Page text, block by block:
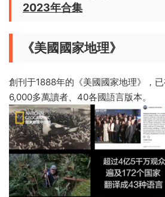
2023年合集
《美國國家地理》
創刊于1888年的《美國國家地理》，
6,000多萬讀者、40各國語言版本。